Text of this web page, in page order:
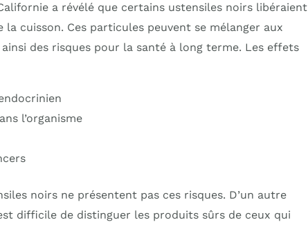
a révélé que certains ustensiles noirs libéraient
cuisson. Ces particules peuvent se mélanger aux
des risques pour la santé à long terme. Les effets
l’organisme
noirs ne présentent pas ces risques. D’un autre
difficile de distinguer les produits sûrs de ceux qui